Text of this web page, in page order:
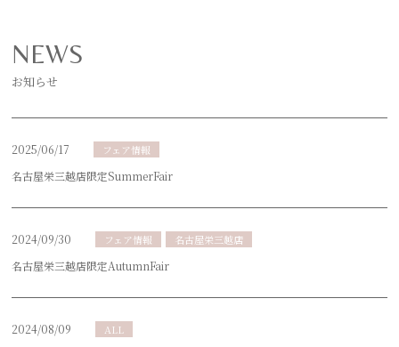
NEWS
お知らせ
2025/06/17 フェア情報
名古屋栄三越店限定SummerFair
2024/09/30 フェア情報 名古屋栄三越店
名古屋栄三越店限定AutumnFair
2024/08/09 ALL